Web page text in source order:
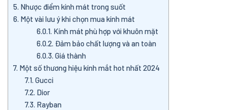
5. Nhược điểm kính mát trong suốt
6. Một vài lưu ý khi chọn mua kính mát
6.0.1. Kính mát phù hợp với khuôn mặt
6.0.2. Đảm bảo chất lượng và an toàn
6.0.3. Giá thành
7. Một số thương hiệu kính mắt hot nhất 2024
7.1. Gucci
7.2. Dior
7.3. Rayban